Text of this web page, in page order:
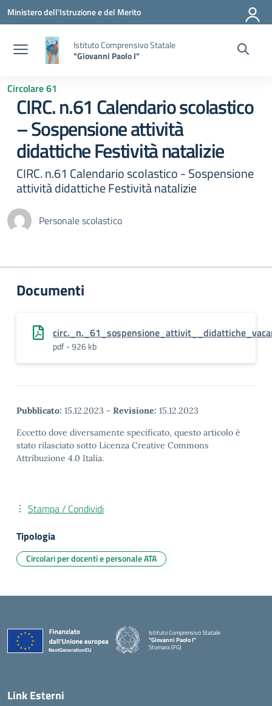
Vai ai contenuti
Vai al menu di navigazione
Vai al footer
Ministero dell'Istruzione e del Merito
Istituto Comprensivo Statale
"Giovanni Paolo I"
Circolare 61
CIRC. n.61 Calendario scolastico
– Sospensione attività
didattiche Festività natalizie
CIRC. n.61 Calendario scolastico - Sospensione
attività didattiche Festività natalizie
Personale scolastico
Documenti
pdf - 926 kb
Pubblicato: 15.12.2023 - Revisione: 15.12.2023
Eccetto dove diversamente specificato, questo articolo è
stato rilasciato sotto Licenza Creative Commons
Attribuzione 4.0 Italia.
Stampa / Condividi
Tipologia
Circolari per docenti e personale ATA
Istituto Comprensivo Statale
"Giovanni Paolo I"
Stornara (FG)
Link Esterni